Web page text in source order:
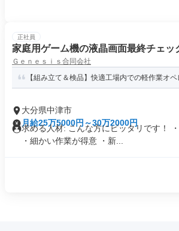
正社員
家庭用ゲーム機の液晶画面最終チェッ
Ｇｅｎｅｓｉｓ合同会社
【組み立て＆検品】快適工場内での軽作業オペ
大分県中津市
月給25万5000円～30万2000円
求める人材: こんな方にピッタリです！
・細かい作業が得意 ・新...